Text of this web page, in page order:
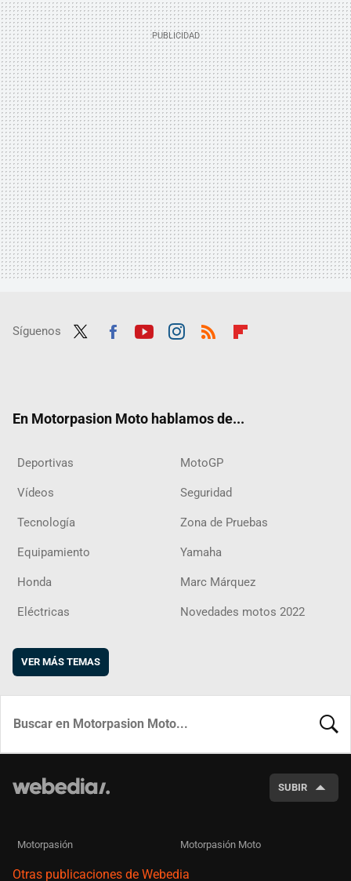
Síguenos
En Motorpasion Moto hablamos de...
Deportivas MotoGP
Vídeos Seguridad
Tecnología Zona de Pruebas
Equipamiento Yamaha
Honda Marc Márquez
Eléctricas Novedades motos 2022
VER MÁS TEMAS
SUBIR
Motorpasión Motorpasión Moto
Otras publicaciones de Webedia